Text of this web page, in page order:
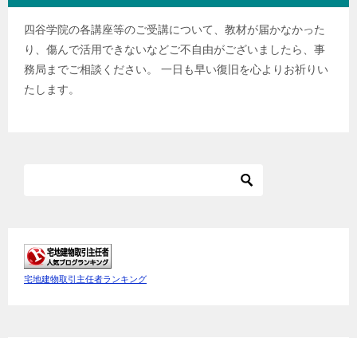
四谷学院の各講座等のご受講について、教材が届かなかった
り、傷んで活用できないなどご不自由がございましたら、事
務局までご相談ください。 一日も早い復旧を心よりお祈りい
たします。
宅地建物取引主任者ランキング